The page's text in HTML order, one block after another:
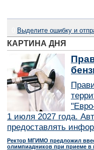
Выделите ошибку и
КАРТИНА ДНЯ
1 июля 2027 года.
предоставлять
Ректор МГИМО предложил
олимпиадников при приеме в